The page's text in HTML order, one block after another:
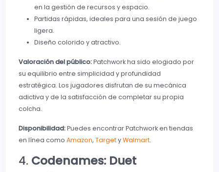
en la gestión de recursos y espacio.
Partidas rápidas, ideales para una sesión de juego
ligera.
Diseño colorido y atractivo.
Valoración del público:Patchwork ha sido elogiado por
su equilibrio entre simplicidad y profundidad
estratégica. Los jugadores disfrutan de su mecánica
adictiva y de la satisfacción de completar su propia
colcha.
Disponibilidad:Puedes encontrar Patchwork en tiendas
en línea como Amazon, TargetyWalmart.
4. Codenames: Duet